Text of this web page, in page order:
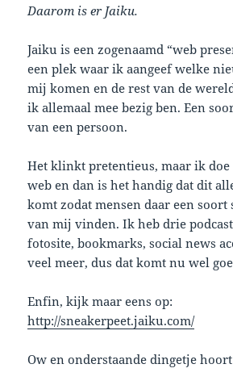
Daarom is er Jaiku.
Jaiku is een zogenaamd “web
een plek waar ik aangeef welke
mij komen en de rest van de
ik allemaal mee bezig ben. Een
van een persoon.
Het klinkt pretentieus, maar ik doe
web en dan is het handig dat dit
komt zodat mensen daar een soort
van mij vinden. Ik heb drie
fotosite, bookmarks, social news
veel meer, dus dat komt nu wel
Enfin, kijk maar eens op:
http://sneakerpeet.jaiku.com/
Ow en onderstaande dingetje